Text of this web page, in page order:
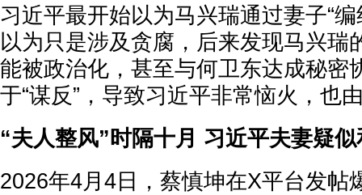
习近平最开始以为马兴瑞通过妻子“编
以为只是涉及贪腐，后来发现马兴瑞
能被政治化，甚至与何卫东达成秘密
于“谋反”，导致习近平非常恼火，也
“夫人整风”时隔十月 习近平夫妻疑似
2026年4月4日，蔡慎坤在X平台发帖